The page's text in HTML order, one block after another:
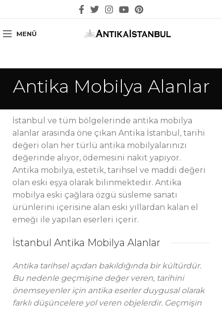
MENÜ
Antika Mobilya Alanlar
İstanbul ve tüm bölgelerinde antika mobilya
alanlar arasında öne çıkan Antika İstanbul, tarihi
değeri olan her türlü antika mobilyalarınızı
değerinde alıyor, ödemesini nakit yapıyor.
Antika mobilya, estetik, tarihsel ve maddi değeri
olan eski eşya olarak bilinmektedir. Antika
mobilya eski çağlara özgü süsleme sanatı
ürünlerini içerisine alan eski yıllardan kalan el
emeği ile yapılan eserleri içerir.
İstanbul Antika Mobilya Alanlar
Antika tarihsel açıdan bakıldığında bir kültürdür.
Bu nedenle geçmişine değer veren, tarihini
önemseyenler için antika eserler duygusal olarak
farklı düşüncelere yol veren objelerdir. Geçmişin